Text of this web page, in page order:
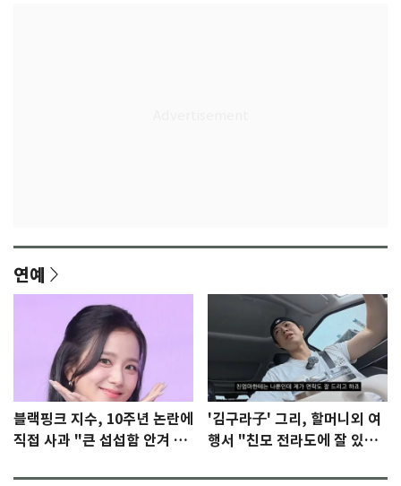
연예
블랙핑크 지수, 10주년 논란에
직접 사과 "큰 섭섭함 안겨 미
'김구라子' 그리, 할머니외 여
행서 "친모 전라도에 잘 있